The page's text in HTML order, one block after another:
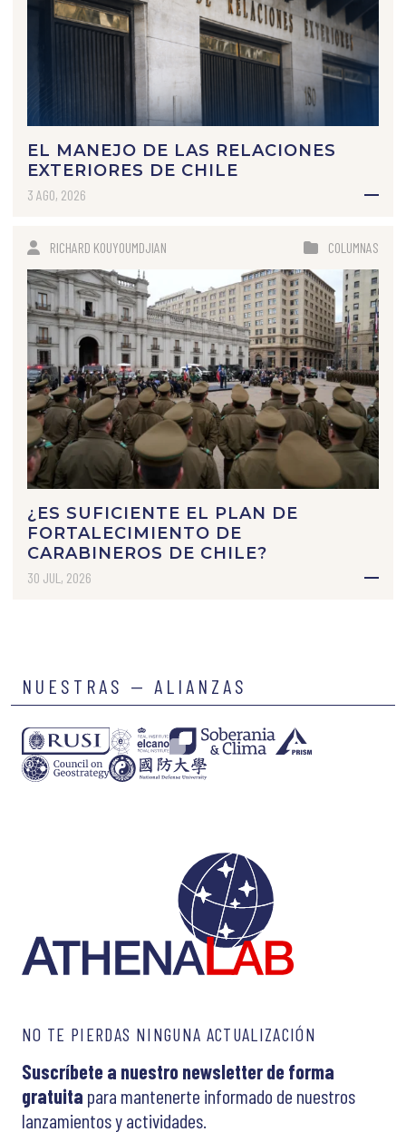
EL MANEJO DE LAS RELACIONES
EXTERIORES DE CHILE
3 AGO, 2026
RICHARD KOUYOUMDJIAN COLUMNAS
¿ES SUFICIENTE EL PLAN DE
FORTALECIMIENTO DE
CARABINEROS DE CHILE?
30 JUL, 2026
NUESTRAS — ALIANZAS
NO TE PIERDAS NINGUNA ACTUALIZACIÓN
Suscríbete a nuestro newsletter de forma
gratuita para mantenerte informado de nuestros
lanzamientos y actividades.